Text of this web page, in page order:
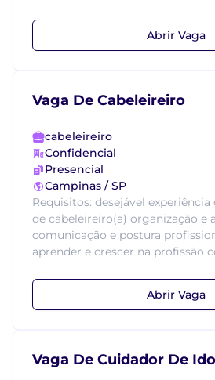
Abrir Vaga
Vaga De Cabeleireiro
cabeleireiro
Confidencial
Presencial
Campinas / SP
Requisitos: desejável
de cabeleireiro(a) organização e
comunicação e postura
aprender e crescer na profissão
Abrir Vaga
Vaga De Cuidador De